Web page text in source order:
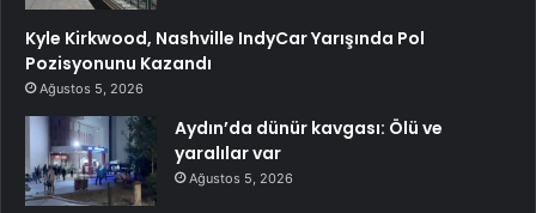
Kyle Kirkwood, Nashville IndyCar Yarışında Pol
Pozisyonunu Kazandı
Ağustos 5, 2026
Aydın’da dünür kavgası: Ölü ve
yaralılar var
Ağustos 5, 2026